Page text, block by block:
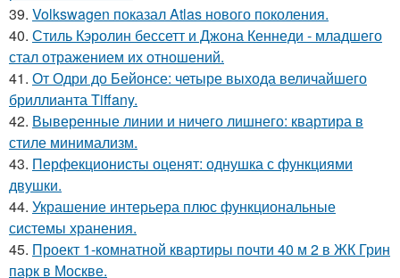
39. Volkswagen показал Atlas нового поколения.
40. Стиль Кэролин бессетт и Джона Кеннеди - младшего
стал отражением их отношений.
41. От Одри до Бейонсе: четыре выхода величайшего
бриллианта Tiffany.
42. Выверенные линии и ничего лишнего: квартира в
стиле минимализм.
43. Перфекционисты оценят: однушка с функциями
двушки.
44. Украшение интерьера плюс функциональные
системы хранения.
45. Проект 1-комнатной квартиры почти 40 м 2 в ЖК Грин
парк в Москве.